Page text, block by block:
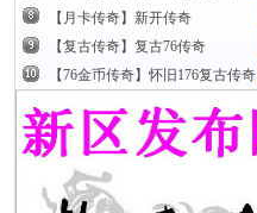
【月卡传奇】新开传奇
【复古传奇】复古76传奇
【76金币传奇】怀旧176复古传奇